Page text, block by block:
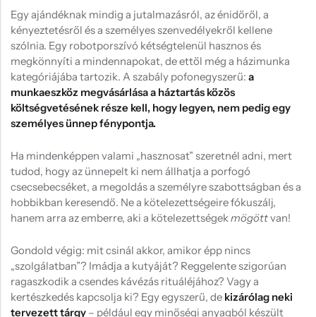
Egy ajándéknak mindig a jutalmazásról, az énidőről, a
kényeztetésről és a személyes szenvedélyekről kellene
szólnia. Egy robotporszívó kétségtelenül hasznos és
megkönnyíti a mindennapokat, de ettől még a házimunka
kategóriájába tartozik. A szabály pofonegyszerű: a
munkaeszköz megvásárlása a háztartás közös
költségvetésének része kell, hogy legyen, nem pedig egy
személyes ünnep fénypontja.
Ha mindenképpen valami „hasznosat” szeretnél adni, mert
tudod, hogy az ünnepelt ki nem állhatja a porfogó
csecsebecséket, a megoldás a személyre szabottságban és a
hobbikban keresendő. Ne a kötelezettségeire fókuszálj,
hanem arra az emberre, aki a kötelezettségekmögöttvan!
Gondold végig: mit csinál akkor, amikor épp nincs
„szolgálatban”? Imádja a kutyáját? Reggelente szigorúan
ragaszkodik a csendes kávézás rituáléjához? Vagy a
kertészkedés kapcsolja ki? Egy egyszerű, de kizárólag neki
tervezett tárgy – például egy minőségi anyagból készült